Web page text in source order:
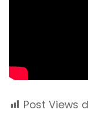
Post Views